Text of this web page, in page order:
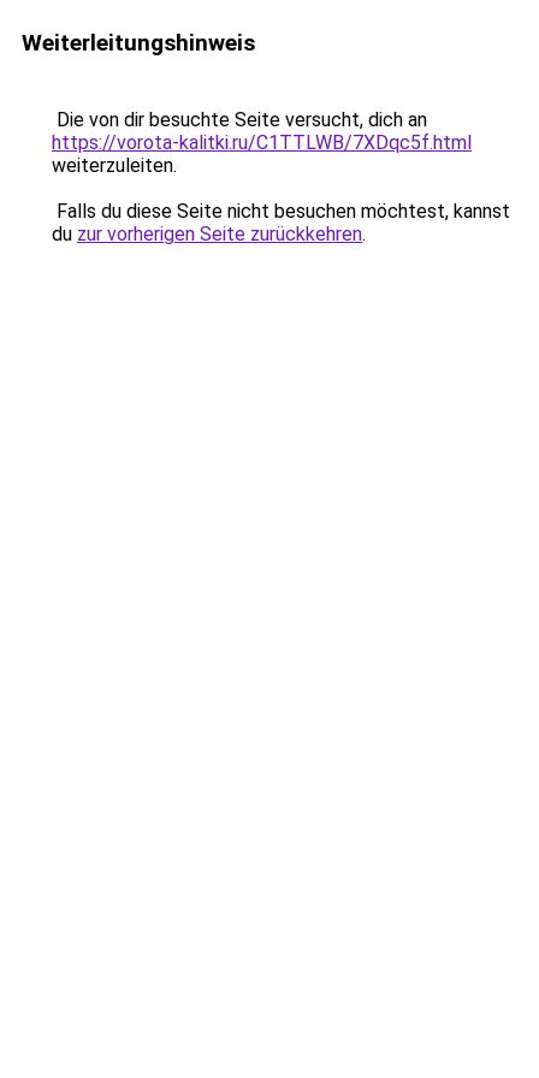
Weiterleitungshinweis
Die von dir besuchte Seite versucht, dich an
https://vorota-kalitki.ru/C1TTLWB/7XDqc5f.html
weiterzuleiten.
Falls du diese Seite nicht besuchen möchtest, kannst
du zur vorherigen Seite zurückkehren.